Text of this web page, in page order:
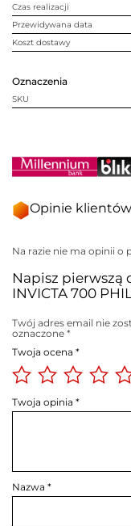
Czas realizacji
Przewidywana data
Koszt dostawy
Oznaczenia
SKU
Opinie klientów
Na razie nie ma opinii o
Napisz pierwszą
INVICTA 700
Twój adres email nie
oznaczone *
Twoja ocena *
Twoja opinia *
Nazwa *